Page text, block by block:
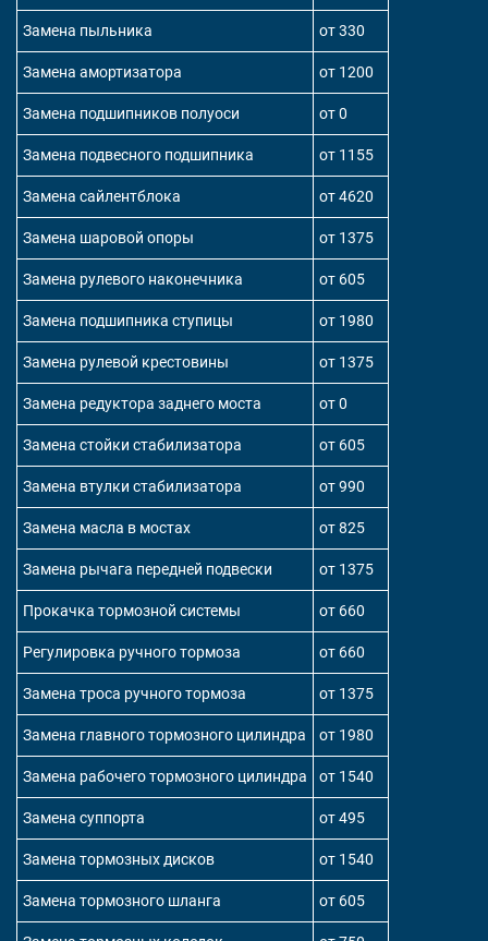
Замена пыльника от 330
Замена амортизатора от 1200
Замена подшипников полуоси от 0
Замена подвесного подшипника от 1155
Замена сайлентблока от 4620
Замена шаровой опоры от 1375
Замена рулевого наконечника от 605
Замена подшипника ступицы от 1980
Замена рулевой крестовины от 1375
Замена редуктора заднего моста от 0
Замена стойки стабилизатора от 605
Замена втулки стабилизатора от 990
Замена масла в мостах от 825
Замена рычага передней подвески от 1375
Прокачка тормозной системы от 660
Регулировка ручного тормоза от 660
Замена троса ручного тормоза от 1375
Замена главного тормозного цилиндра от 1980
Замена рабочего тормозного цилиндра от 1540
Замена суппорта от 495
Замена тормозных дисков от 1540
Замена тормозного шланга от 605